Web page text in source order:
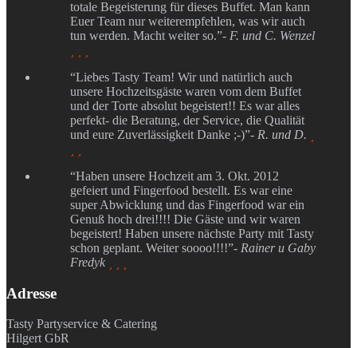
totale Begeisterung für dieses Buffet. Man kann
Euer Team nur weiterempfehlen, was wir auch
tun werden. Macht weiter so.”- F. und C. Wenzel
“Liebes Tasty Team! Wir und natürlich auch
unsere Hochzeitsgäste waren vom dem Buffet
und der Torte absolut begeistert!! Es war alles
perfekt- die Beratung, der Service, die Qualität
und eure Zuverlässigkeit Danke ;-)”- R. und D.
“Haben unsere Hochzeit am 3. Okt. 2012
gefeiert und Fingerfood bestellt. Es war eine
super Abwicklung und das Fingerfood war ein
Genuß hoch drei!!!! Die Gäste und wir waren
begeistert! Haben unsere nächste Party mit Tasty
schon geplant. Weiter soooo!!!!”- Rainer u Gaby
Fredyk
Adresse
Tasty Partyservice & Catering
Hilgert GbR